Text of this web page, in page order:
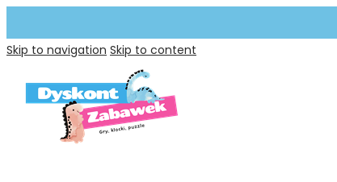
Skip to navigation Skip to content